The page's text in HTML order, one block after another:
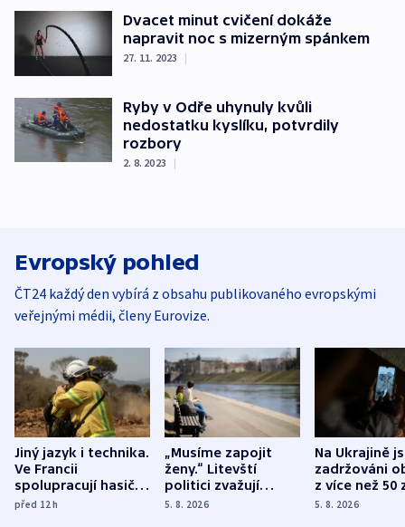
Dvacet minut cvičení dokáže
napravit noc s mizerným spánkem
27. 11. 2023 |
Ryby v Odře uhynuly kvůli
nedostatku kyslíku, potvrdily
rozbory
2. 8. 2023 |
Evropský pohled
ČT24 každý den vybírá z obsahu publikovaného evropskými
veřejnými médii, členy Eurovize.
Jiný jazyk i technika.
Ve Francii
spolupracují hasiči z
různých zemí
před 12h
„Musíme zapojit
ženy.“ Litevští
politici zvažují
dohodu o
5. 8. 2026
Na Ukrajině
zadržováni
z více než 50
Bojovali na
5. 8. 2026